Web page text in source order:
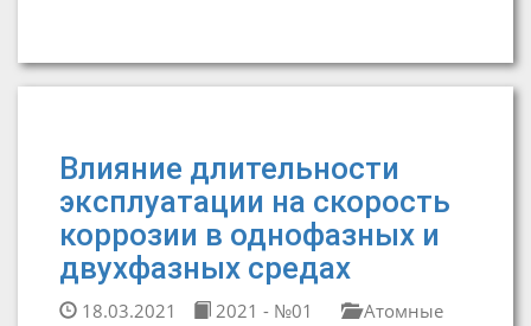
Влияние длительности
эксплуатации на скорость
коррозии в однофазных и
двухфазных средах
18.03.2021 2021 - №01
Атомные